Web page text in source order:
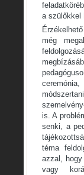
a szülőkkel
még
is. A
senki, a
téma
azzal,
vagy